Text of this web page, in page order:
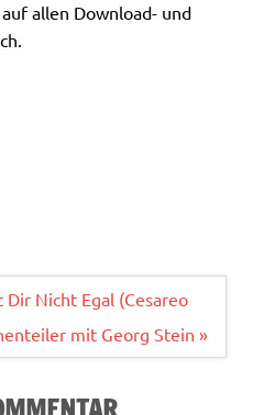
allen Download- und
Dir Nicht Egal (Cesareo
mit Georg Stein »